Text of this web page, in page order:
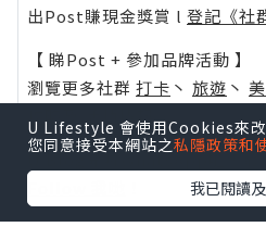
出Post賺現金獎賞 l 登記《社
【 睇Post + 參加品牌活動 】
瀏覽更多社群 打卡 丶 旅遊 丶
活動情報
U Blog開咗WhatsApp啦！發
U Lifestyle 會使用Cookies來改
您同意接受本網站之私隱政策和
我已閱讀